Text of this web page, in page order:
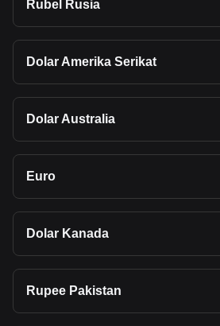
Rubel Rusia
Dolar Amerika Serikat
Dolar Australia
Euro
Dolar Kanada
Rupee Pakistan